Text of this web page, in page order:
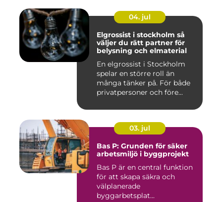
04. jul
Elgrossist i stockholm så
väljer du rätt partner för
belysning och elmaterial
En elgrossist i Stockholm
spelar en större roll än
många tänker på. För både
privatpersoner och före...
03. jul
Bas P: Grunden för säker
arbetsmiljö i byggprojekt
Bas P är en central funktion
för att skapa säkra och
välplanerade
byggarbetsplat...